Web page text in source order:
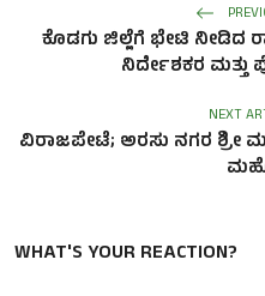
ಕೊಡಗು ಜಿಲ್ಲೆಗೆ ಭೇಟಿ
ನಿರ್ದೇಶಕರ
NEXT
ವಿರಾಜಪೇಟೆ; ಅರಸು ನಗರ ಶ್ರೀ
WHAT'S YOUR REACTION?